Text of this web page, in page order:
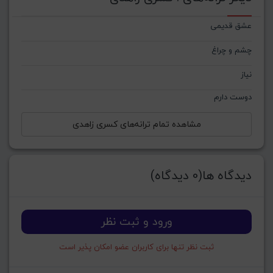
عشق قدیمی
چشم و چراغ
نیاز
دوست دارم
مشاهده تمام ترانه‌های کسری زاهدی
دیدگاه ها(0 دیدگاه)
ورود و ثبت نظر
ثبت نظر تنها برای کاربران عضو امکان پذیر است